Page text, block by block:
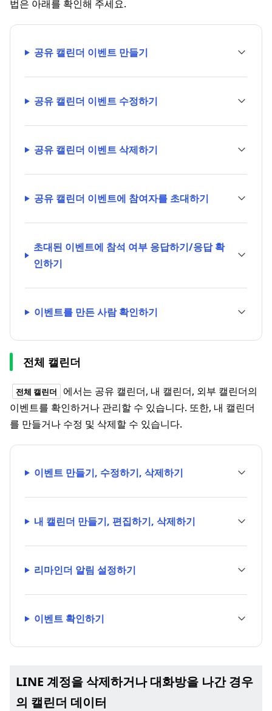
법은 아래를 확인해 주세요.
공유 캘린더 이벤트 만들기
공유 캘린더 이벤트 수정하기
공유 캘린더 이벤트 삭제하기
공유 캘린더 이벤트에 참여자를 초대하기
초대된 이벤트에 참석 여부 응답하기/응답 확
인하기
이벤트를 만든 사람 확인하기
전체 캘린더
전체 캘린더
에서는 공유 캘린더, 내 캘린더, 외부 캘린더의
이벤트를 확인하거나 관리할 수 있습니다. 또한, 내 캘린더
를 만들거나 수정 및 삭제할 수 있습니다.
이벤트 만들기, 수정하기, 삭제하기
내 캘린더 만들기, 편집하기, 삭제하기
리마인더 알림 설정하기
이벤트 확인하기
LINE 계정을 삭제하거나 대화방을 나간 경우
의 캘린더 데이터